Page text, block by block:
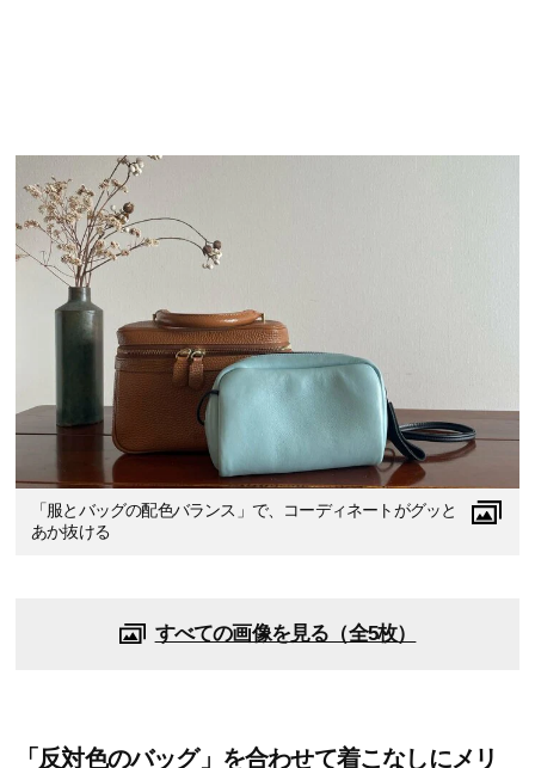
「服とバッグの配色バランス」で、コーディネートがグッと
あか抜ける
すべての画像を見る（全5枚）
「反対色のバッグ」を合わせて着こなしにメリ